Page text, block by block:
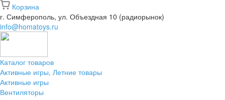
Корзина
г. Симферополь, ул. Объездная 10 (радиорынок)
info@homatoys.ru
Каталог товаров
Активные игры, Летние товары
Активные игры
Вентиляторы